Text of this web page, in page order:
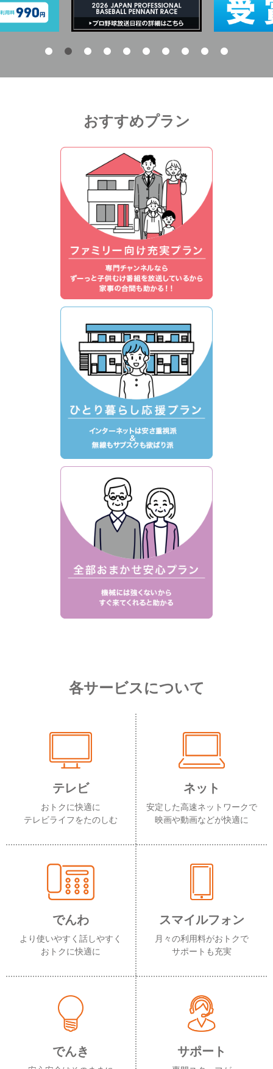
おすすめプラン
各サービスについて
テレビ
おトクに快適に
テレビライフをたのしむ
ネット
安定した高速ネットワークで
映画や動画などが快適に
でんわ
より使いやすく話しやすく
おトクに快適に
スマイルフォン
月々の利用料がおトクで
サポートも充実
でんき サポート